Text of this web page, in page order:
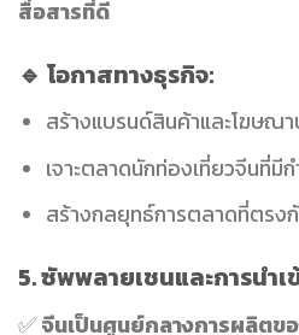
สื่อสารที่ดี
🔹 โอกาสทางธุรกิจ:
สร้างแบรนด์สินค้าและโฆษ
เจาะตลาดนักท่องเที่ยวจีนที่มี
สร้างกลยุทธ์การตลาดที่ตร
5. ซัพพลายเชนและการนำ
✅จีนเป็นศูนย์กลางการผลิตข